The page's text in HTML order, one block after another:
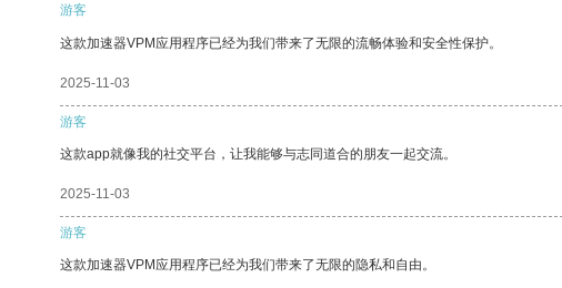
游客
这款加速器VPM应用程序已经为我们带来了无限的流畅体验和安全性保护。
2025-11-03
游客
这款app就像我的社交平台，让我能够与志同道合的朋友一起交流。
2025-11-03
游客
这款加速器VPM应用程序已经为我们带来了无限的隐私和自由。